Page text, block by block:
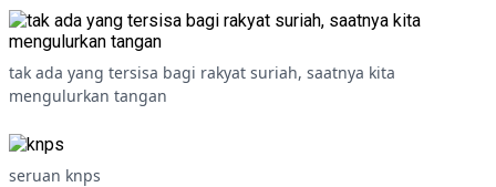
tak ada yang tersisa bagi rakyat suriah, saatnya kita
mengulurkan tangan
seruan knps